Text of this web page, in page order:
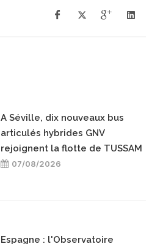
A Séville, dix nouveaux bus
articulés hybrides GNV
rejoignent la flotte de TUSSAM
07/08/2026
Espagne : l'Observatoire